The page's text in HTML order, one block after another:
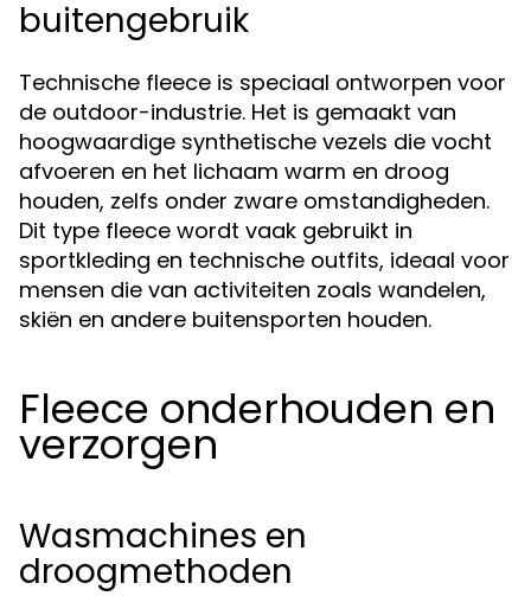
buitengebruik
Technische fleece is speciaal ontworpen voor
de outdoor-industrie. Het is gemaakt van
hoogwaardige synthetische vezels die vocht
afvoeren en het lichaam warm en droog
houden, zelfs onder zware omstandigheden.
Dit type fleece wordt vaak gebruikt in
sportkleding en technische outfits, ideaal voor
mensen die van activiteiten zoals wandelen,
skiën en andere buitensporten houden.
Fleece onderhouden en
verzorgen
Wasmachines en
droogmethoden